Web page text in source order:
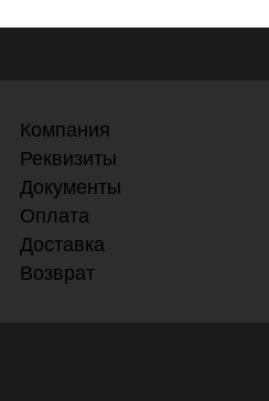
Компания
Реквизиты
Документы
Оплата
Доставка
Возврат